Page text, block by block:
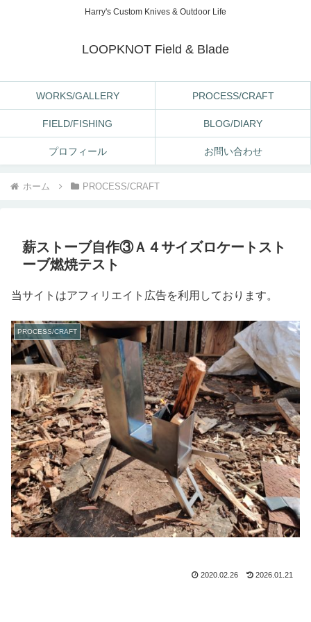
Harry's Custom Knives & Outdoor Life
LOOPKNOT Field & Blade
WORKS/GALLERY PROCESS/CRAFT
FIELD/FISHING BLOG/DIARY
プロフィール お問い合わせ
ホーム PROCESS/CRAFT
薪ストーブ自作③Ａ４サイズロケートスト
ーブ燃焼テスト
当サイトはアフィリエイト広告を利用しております。
PROCESS/CRAFT
2020.02.26 2026.01.21